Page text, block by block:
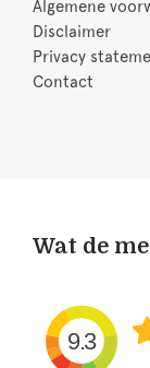
Algemene
Disclaimer
Privacy
Contact
Wat de
9.3